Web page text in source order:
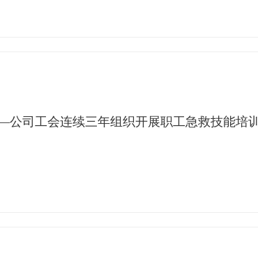
司工会连续三年组织开展职工急救技能培训